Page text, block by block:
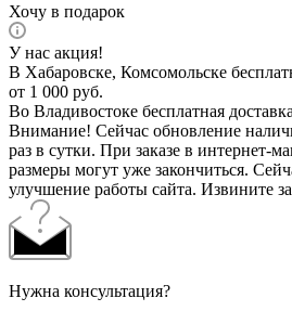
Хочу в подарок
У нас акция!
В Хабаровске, Комсомольске
от 1 000 руб.
Во Владивостоке бесплатная
Внимание! Сейчас обновление
раз в сутки. При заказе в интернет-
размеры могут уже закончиться.
улучшение работы сайта. Извините
Нужна консультация?